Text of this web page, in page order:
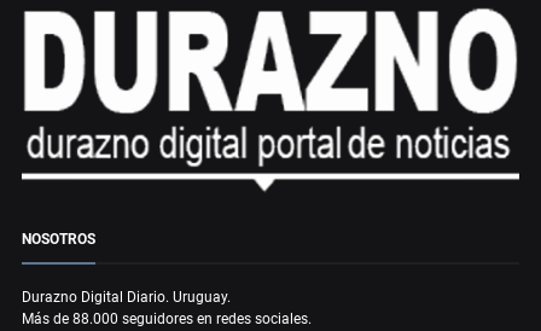
NOSOTROS
Durazno Digital Diario. Uruguay.
Más de 88.000 seguidores en redes sociales.